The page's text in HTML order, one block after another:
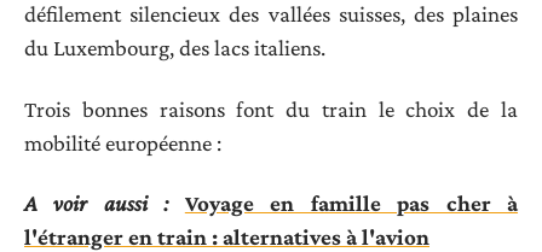
défilement silencieux des vallées suisses, des plaines
du Luxembourg, des lacs italiens.
Trois bonnes raisons font du train le choix de la
mobilité européenne :
A voir aussi :
Voyage en famille pas cher à
l'étranger en train : alternatives à l'avion